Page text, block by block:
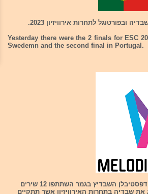
ובפורטוגל לתחרות אירוויזיון 2023.
Yesterday there were the 2 finals for ESC
Swedemn and the second final in Portugal.
אתמול התקיים הגמר במלודפסטיבלן השבדיץ בגמר השתתפו 12 שירים
שבדיה בתחרות האירוויזיון אשר תתקיים